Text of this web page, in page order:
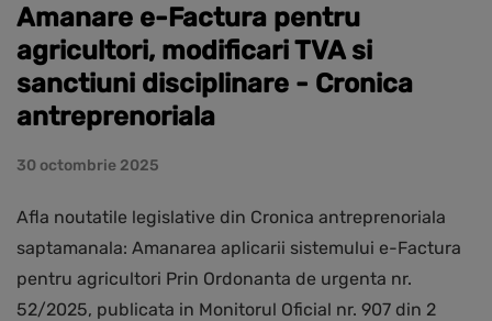
Amanare e-Factura pentru
agricultori, modificari TVA si
sanctiuni disciplinare - Cronica
antreprenoriala
30 octombrie 2025
Afla noutatile legislative din Cronica antreprenoriala
saptamanala: Amanarea aplicarii sistemului e-Factura
pentru agricultori Prin Ordonanta de urgenta nr.
52/2025, publicata in Monitorul Oficial nr. 907 din 2